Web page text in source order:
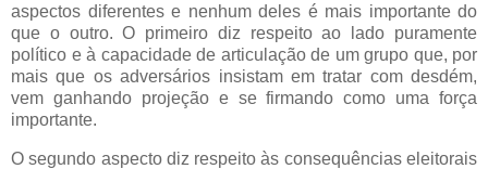
aspectos diferentes e nenhum deles é mais importante do
que o outro. O primeiro diz respeito ao lado puramente
político e à capacidade de articulação de um grupo que, por
mais que os adversários insistam em tratar com desdém,
vem ganhando projeção e se firmando como uma força
importante.
O segundo aspecto diz respeito às consequências eleitorais